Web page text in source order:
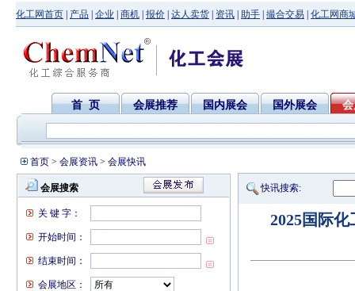
化工网首页 产品 企业 商机 报价 达人卖货 资讯 助手 撮合交易 化工网商
首 页 会展推荐 国内展会 国外展会
首页 > 会展资讯 > 会展快讯
会展搜索
关 键 字：
开始时间：
结束时间：
会展地区：
快讯搜索:
2025国际